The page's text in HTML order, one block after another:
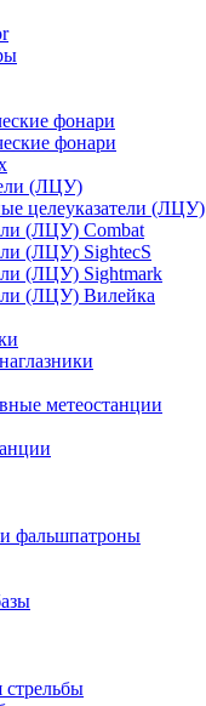
фонари
фонари
(ЛЦУ)
целеуказатели (ЛЦУ)
(ЛЦУ) Combat
(ЛЦУ) SightecS
(ЛЦУ) Sightmark
(ЛЦУ) Вилейка
метеостанции
и фальшпатроны